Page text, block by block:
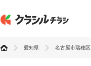
愛知県 名古屋市瑞穂区